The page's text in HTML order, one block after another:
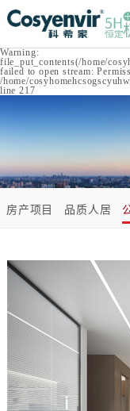
Warning:
file_put_contents(/home/
failed to open stream:
/home/
line 217
房产项目 品质人居